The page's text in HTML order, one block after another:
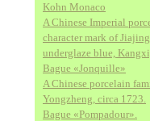
Kohn Monaco
A Chinese Imperial
character mark of
underglaze blue,
Bague «Jonquille»
A Chinese porcelain
Yongzheng, circa 1723.
Bague «Pompadour».